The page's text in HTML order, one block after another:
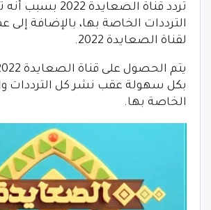
تردد قناة الصعايدة
الترددات الخاصة بها، بالإضافة إلى
لقناة الصعايدة 2022.
بكل سهولة عقب نشر كل الترددات
الخاصة بها.